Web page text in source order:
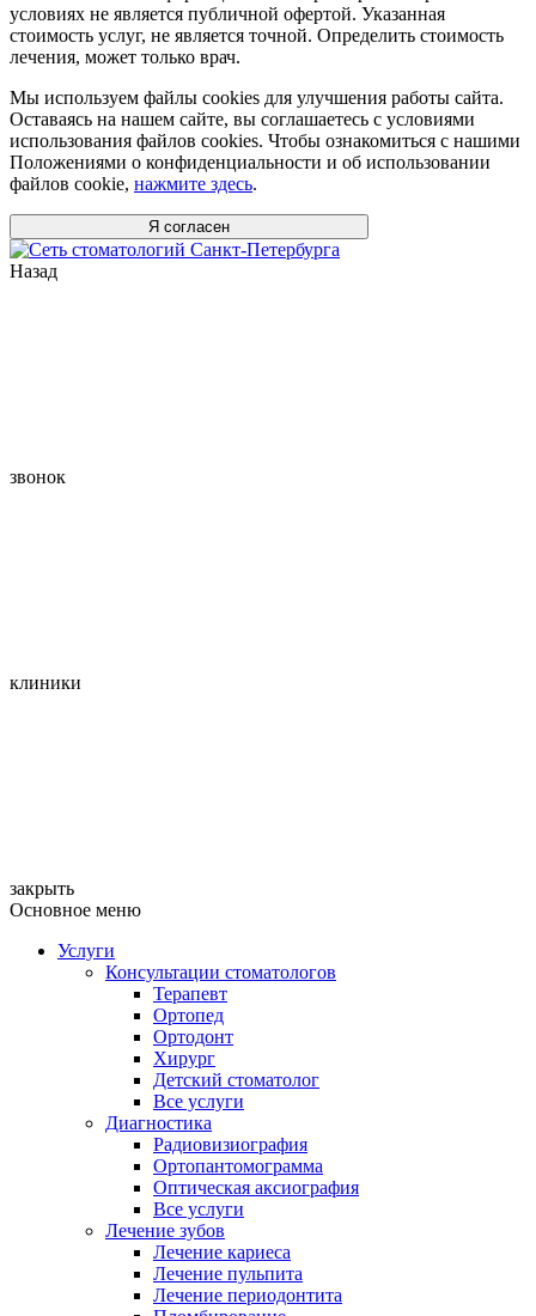
условиях не является публичной офертой. Указанная
стоимость услуг, не является точной. Определить стоимость
лечения, может только врач.
Мы используем файлы cookies для улучшения работы сайта.
Оставаясь на нашем сайте, вы соглашаетесь с условиями
использования файлов cookies. Чтобы ознакомиться с нашими
Положениями о конфиденциальности и об использовании
файлов cookie, нажмите здесь.
Я согласен
Назад
звонок
клиники
закрыть
Основное меню
Услуги
Консультации стоматологов
Терапевт
Ортопед
Ортодонт
Хирург
Детский стоматолог
Все услуги
Диагностика
Радиовизиография
Ортопантомограмма
Оптическая аксиография
Все услуги
Лечение зубов
Лечение кариеса
Лечение пульпита
Лечение периодонтита